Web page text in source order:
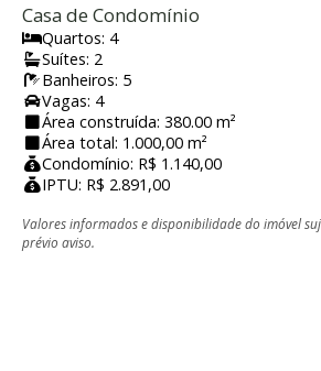
Casa de Condomínio
Quartos: 4
Suítes: 2
Banheiros: 5
Vagas: 4
Área construída: 380.00 m²
Área total: 1.000,00 m²
Condomínio: R$ 1.140,00
IPTU: R$ 2.891,00
Valores informados e disponibilidade do imóvel
prévio aviso.